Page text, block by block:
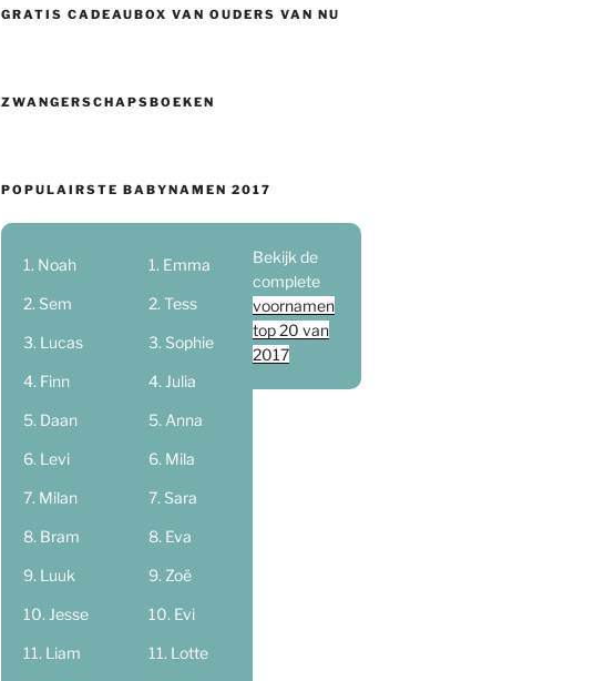
GRATIS CADEAUBOX VAN OUDERS VAN NU
ZWANGERSCHAPSBOEKEN
POPULAIRSTE BABYNAMEN 2017
Noah
Sem
Lucas
Finn
Daan
Levi
Milan
Bram
Luuk
Jesse
Liam
Emma
Tess
Sophie
Julia
Anna
Mila
Sara
Eva
Zoë
Evi
Lotte
Bekijk de
complete
voornamen
top 20 van
2017